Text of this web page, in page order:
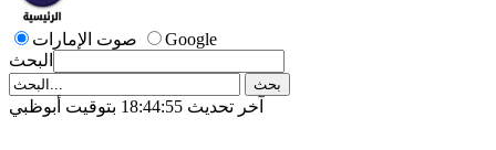
صوت الإمارات
Google
البحث
آخر تحديث 18:44:55 بتوقيت أبوظبي